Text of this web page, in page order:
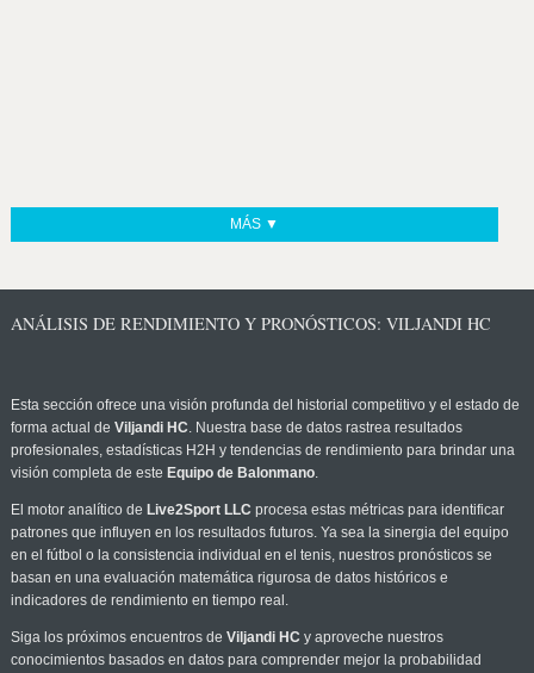
MÁS ▼
ANÁLISIS DE RENDIMIENTO Y PRONÓSTICOS: VILJANDI HC
Esta sección ofrece una visión profunda del historial competitivo y el estado de
forma actual de Viljandi HC. Nuestra base de datos rastrea resultados
profesionales, estadísticas H2H y tendencias de rendimiento para brindar una
visión completa de este Equipo de Balonmano.
El motor analítico de Live2Sport LLC procesa estas métricas para identificar
patrones que influyen en los resultados futuros. Ya sea la sinergia del equipo
en el fútbol o la consistencia individual en el tenis, nuestros pronósticos se
basan en una evaluación matemática rigurosa de datos históricos e
indicadores de rendimiento en tiempo real.
Siga los próximos encuentros de Viljandi HC y aproveche nuestros
conocimientos basados en datos para comprender mejor la probabilidad